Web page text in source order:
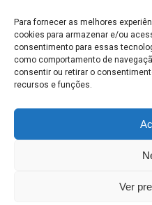
Para fornecer as melhores
cookies para armazenar e/ou
consentimento para essas
como comportamento de
consentir ou retirar o
recursos e funções.
Ver
MAPA DO SITE
SEDE DO
Contato: